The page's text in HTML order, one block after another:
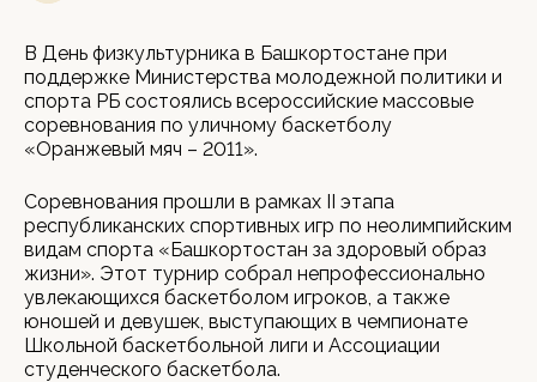
В День физкультурника в Башкортостане при
поддержке Министерства молодежной политики и
спорта РБ состоялись всероссийские массовые
соревнования по уличному баскетболу
«Оранжевый мяч – 2011».
Соревнования прошли в рамках II этапа
республиканских спортивных игр по неолимпийским
видам спорта «Башкортостан за здоровый образ
жизни». Этот турнир собрал непрофессионально
увлекающихся баскетболом игроков, а также
юношей и девушек, выступающих в чемпионате
Школьной баскетбольной лиги и Ассоциации
студенческого баскетбола.